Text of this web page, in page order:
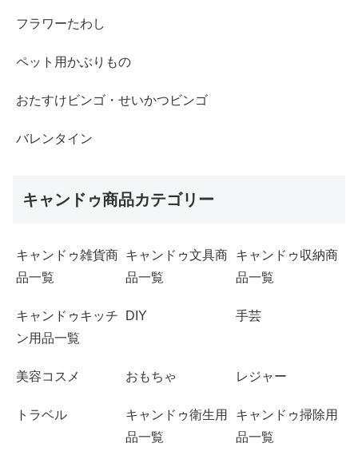
フラワーたわし
ペット用かぶりもの
おたすけビンゴ・せいかつビンゴ
バレンタイン
キャンドゥ商品カテゴリー
キャンドゥ雑貨商
品一覧
キャンドゥ文具商
品一覧
キャンドゥ収納商
品一覧
キャンドゥキッチ
ン用品一覧
DIY 手芸
美容コスメ おもちゃ レジャー
トラベル
キャンドゥ衛生用
品一覧
キャンドゥ掃除用
品一覧